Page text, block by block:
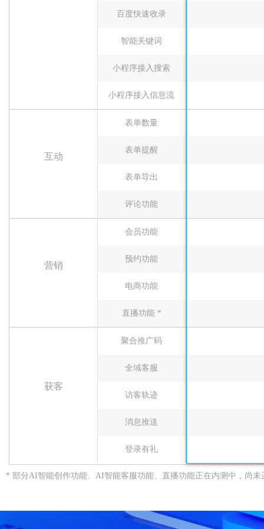
百度快速收录
智能关键词
小程序接入搜索
小程序接入信息流
互动
表单数量
表单提醒
表单导出
评论功能
营销
会员功能
预约功能
电商功能
直播功能 *
获客
聚合推广码
全域客服
访客轨迹
消息推送
登录有礼
* 部分AI智能创作功能、AI智能客服功能、直播功能正在内测中，尚